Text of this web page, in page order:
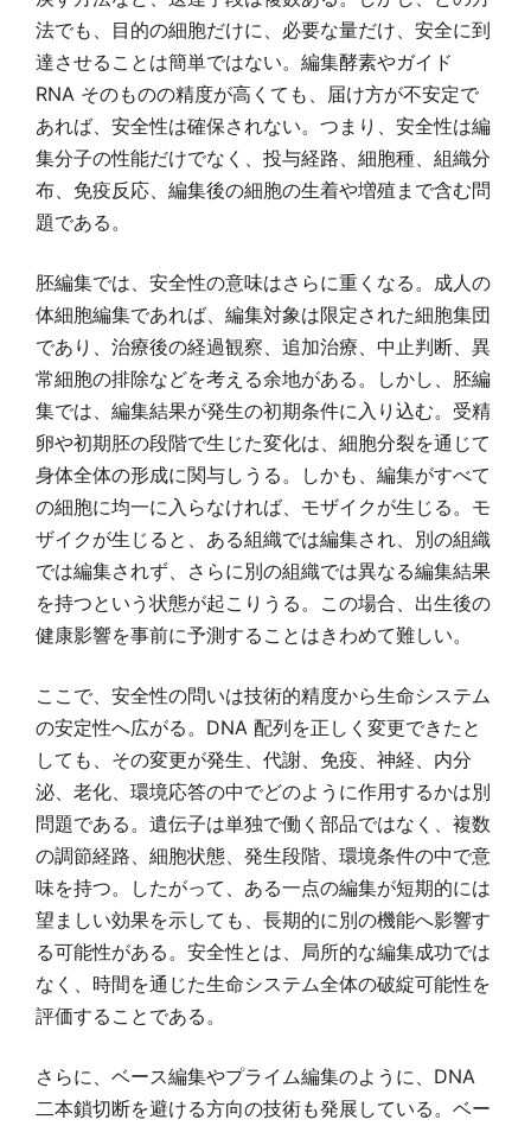
法でも、目的の細胞だけに、必要な量だけ、安全に到
達させることは簡単ではない。編集酵素やガイド
RNA そのものの精度が高くても、届け方が不安定で
あれば、安全性は確保されない。つまり、安全性は編
集分子の性能だけでなく、投与経路、細胞種、組織分
布、免疫反応、編集後の細胞の生着や増殖まで含む問
題である。
胚編集では、安全性の意味はさらに重くなる。成人の
体細胞編集であれば、編集対象は限定された細胞集団
であり、治療後の経過観察、追加治療、中止判断、異
常細胞の排除などを考える余地がある。しかし、胚編
集では、編集結果が発生の初期条件に入り込む。受精
卵や初期胚の段階で生じた変化は、細胞分裂を通じて
身体全体の形成に関与しうる。しかも、編集がすべて
の細胞に均一に入らなければ、モザイクが生じる。モ
ザイクが生じると、ある組織では編集され、別の組織
では編集されず、さらに別の組織では異なる編集結果
を持つという状態が起こりうる。この場合、出生後の
健康影響を事前に予測することはきわめて難しい。
ここで、安全性の問いは技術的精度から生命システム
の安定性へ広がる。DNA 配列を正しく変更できたと
しても、その変更が発生、代謝、免疫、神経、内分
泌、老化、環境応答の中でどのように作用するかは別
問題である。遺伝子は単独で働く部品ではなく、複数
の調節経路、細胞状態、発生段階、環境条件の中で意
味を持つ。したがって、ある一点の編集が短期的には
望ましい効果を示しても、長期的に別の機能へ影響す
る可能性がある。安全性とは、局所的な編集成功では
なく、時間を通じた生命システム全体の破綻可能性を
評価することである。
さらに、ベース編集やプライム編集のように、DNA
二本鎖切断を避ける方向の技術も発展している。ベー